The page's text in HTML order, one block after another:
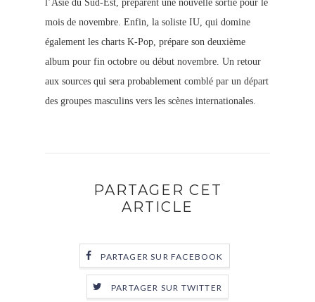
l’Asie du Sud-Est, préparent une nouvelle sortie pour le
mois de novembre. Enfin, la soliste IU, qui domine
également les charts K-Pop, prépare son deuxième
album pour fin octobre ou début novembre. Un retour
aux sources qui sera probablement comblé par un départ
des groupes masculins vers les scènes internationales.
PARTAGER CET
ARTICLE
PARTAGER SUR FACEBOOK
PARTAGER SUR TWITTER